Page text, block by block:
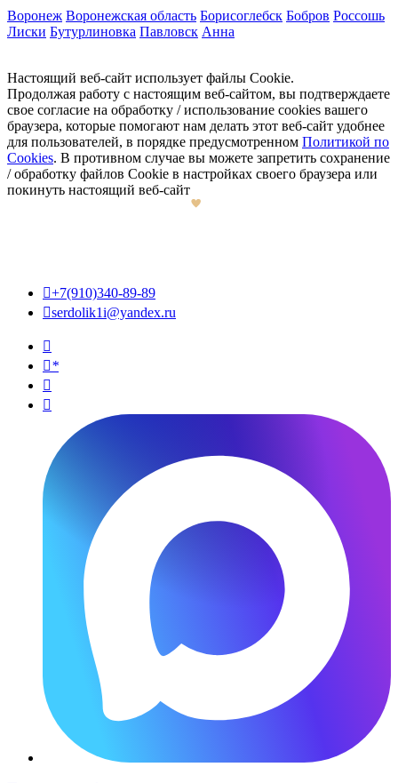
Воронеж Воронежская область Борисоглебск Бобров Россошь
Лиски Бутурлиновка Павловск Анна
Настоящий веб-сайт использует файлы Cookie.
Продолжая работу с настоящим веб-сайтом, вы подтверждаете
свое согласие на обработку / использование cookies вашего
браузера, которые помогают нам делать этот веб-сайт удобнее
для пользователей, в порядке предусмотренном Политикой по
Cookies. В противном случае вы можете запретить сохранение
/ обработку файлов Cookie в настройках своего браузера или
покинуть настоящий веб-сайт
+7(910)340-89-89
serdolik1i@yandex.ru

*

